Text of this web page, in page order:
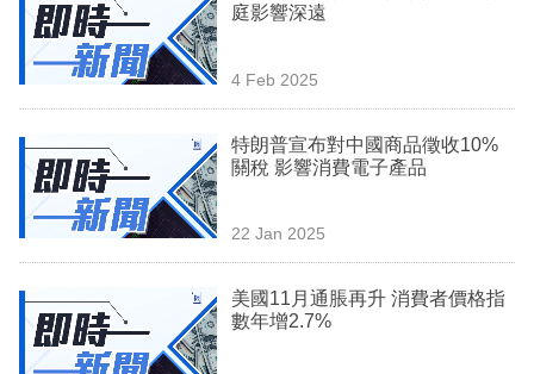
庭影響深遠
4 Feb 2025
特朗普宣布對中國商品徵收10%
關稅 影響消費電子產品
22 Jan 2025
美國11月通脹再升 消費者價格指
數年增2.7%